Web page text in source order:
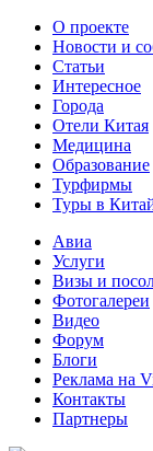
О проекте
Новости и
Статьи
Интересное
Города
Отели Китая
Медицина
Образование
Турфирмы
Туры в
Авиа
Услуги
Визы и
Фотогалереи
Видео
Форум
Блоги
Реклама на
Контакты
Партнеры